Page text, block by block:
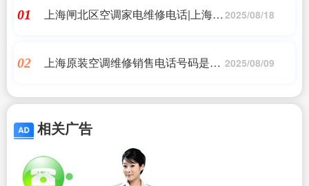
01
上海闸北区空调家电维修电话|上海美2025/08/18
02
上海原装空调维修销售电话号码是多
一览2024- 上海,维修客服电话
2025/08/09
相关广告